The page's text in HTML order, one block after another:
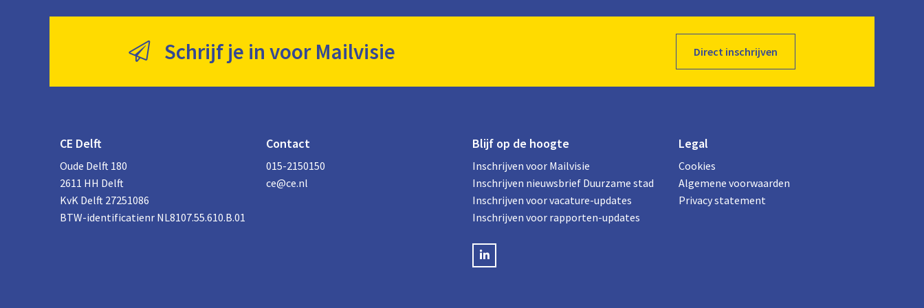
Schrijf je in voor Mailvisie Direct inschrijven
CE Delft
Oude Delft 180
2611 HH Delft
KvK Delft 27251086
BTW-identificatienr NL8107.55.610.B.01
Contact
015-2150150
ce@ce.nl
Blijf op de hoogte
Inschrijven voor Mailvisie
Inschrijven nieuwsbrief Duurzame stad
Inschrijven voor vacature-updates
Inschrijven voor rapporten-updates
LinkedIN
Legal
Cookies
Algemene voorwaarden
Privacy statement